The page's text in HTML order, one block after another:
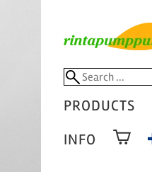
PRODUCTS
INFO